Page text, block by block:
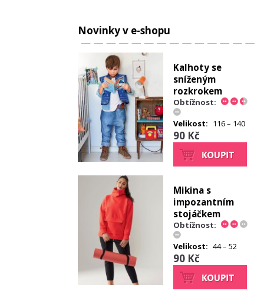
Novinky v e-shopu
Kalhoty se
sníženým
rozkrokem
Obtížnost:
Velikost: 116 – 140
90 Kč
Mikina s
impozantním
stojáčkem
Obtížnost:
Velikost: 44 – 52
90 Kč